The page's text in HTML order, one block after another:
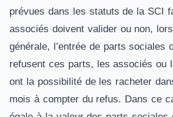
prévues dans les statuts de la SCI
associés doivent valider ou non,
générale, l’entrée de parts sociales
refusent ces parts, les associés ou
ont la possibilité de les racheter
mois à compter du refus. Dans ce